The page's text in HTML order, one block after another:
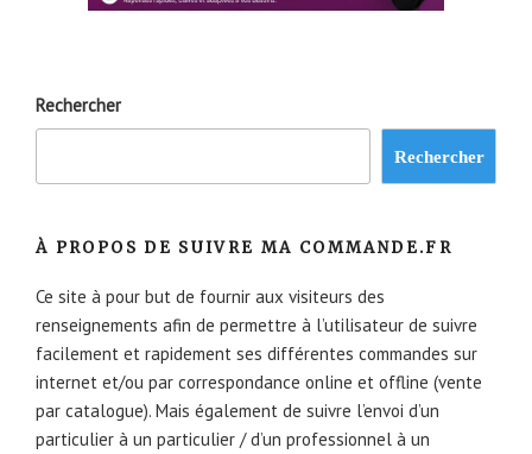
Rechercher
Rechercher
À PROPOS DE SUIVRE MA COMMANDE.FR
Ce site à pour but de fournir aux visiteurs des
renseignements afin de permettre à l’utilisateur de suivre
facilement et rapidement ses différentes commandes sur
internet et/ou par correspondance online et offline (vente
par catalogue). Mais également de suivre l’envoi d’un
particulier à un particulier / d’un professionnel à un